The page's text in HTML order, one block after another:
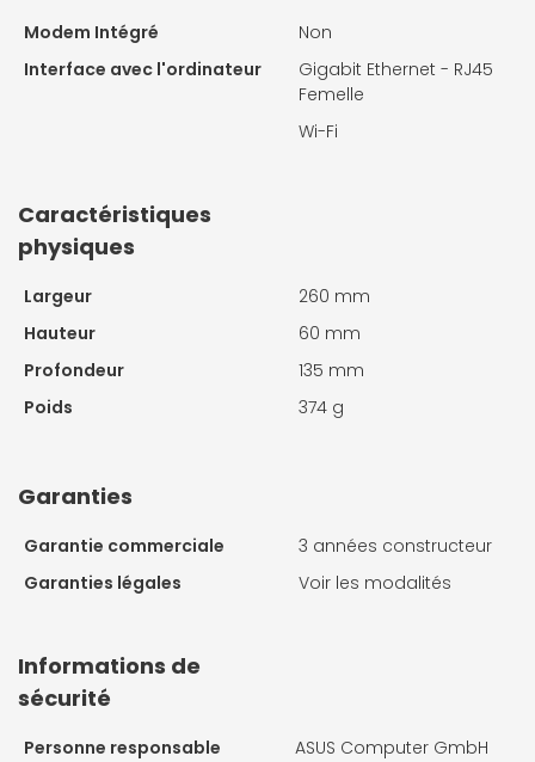
Modem Intégré
Non
Interface avec l'ordinateur
Gigabit Ethernet - RJ45
Femelle
Wi-Fi
Caractéristiques
physiques
Largeur
260 mm
Hauteur
60 mm
Profondeur
135 mm
Poids
374 g
Garanties
Garantie commerciale
3 années constructeur
Garanties légales
Voir les modalités
Informations de
sécurité
Personne responsable
ASUS Computer GmbH